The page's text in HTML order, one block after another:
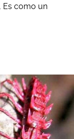
Es como un